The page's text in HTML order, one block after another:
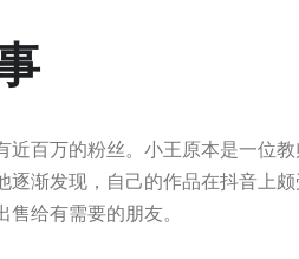
百万的粉丝。小王原本是一位
逐渐发现，自己的作品在抖音上
给有需要的朋友。